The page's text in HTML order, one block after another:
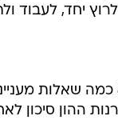
בהמשך הערב שאלו בוגרי
ההון